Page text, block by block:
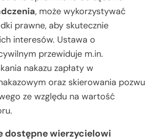
, może wykorzystywać
prawne, aby skutecznie
interesów. Ustawa o
przewiduje m.in.
nakazu zapłaty w
oraz skierowania pozwu
ze względu na wartość
dostępne wierzycielowi